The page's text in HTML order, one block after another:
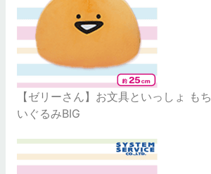
【ゼリーさん】お文具といっしょ も
いぐるみBIG